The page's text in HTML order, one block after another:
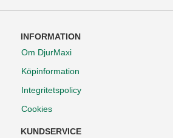
INFORMATION
Om DjurMaxi
Köpinformation
Integritetspolicy
Cookies
KUNDSERVICE